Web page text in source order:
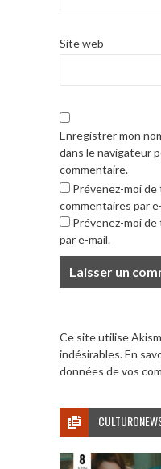
Site web
Enregistrer mon
dans le navigateur
commentaire.
Prévenez-moi
commentaires par
Prévenez-moi
par e-mail.
Ce site utilise
indésirables.En
données de vos